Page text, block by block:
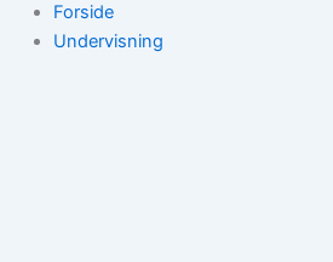
Forside
Undervisning